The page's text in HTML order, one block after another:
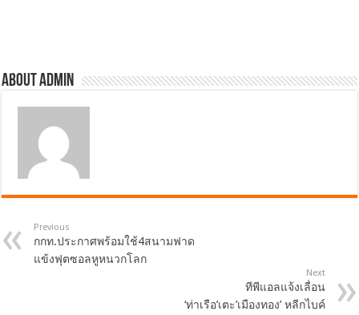
About admin
Previous
กกท.ประกาศพร้อมใช้4สนามฟาด
แข้งฟุตซอลหูหนวกโลก
Next
ทีพีแอลแจ้งเลื่อน
‘ท่าเรือ’เตะ’เมืองทอง’ หลีกไบค์